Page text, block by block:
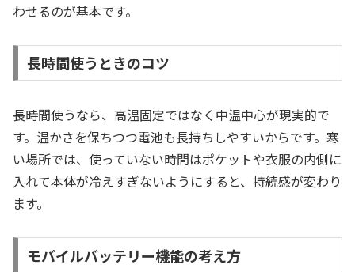
わせるのが基本です。
長時間使うときのコツ
長時間使うなら、高温固定ではなく中温中心が現実的で
す。温かさを保ちつつ電池も長持ちしやすいからです。寒
い場所では、使っていない時間はポケットや衣服の内側に
入れて本体が冷えすぎないようにすると、持続感が変わり
ます。
モバイルバッテリー機能の考え方